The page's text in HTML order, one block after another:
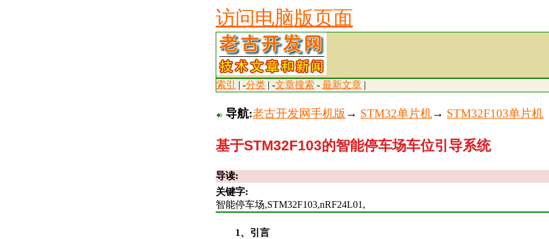
访问电脑版页面
索引 | -分类 | -文章搜索 - 最新文章 |
导航:老古开发网手机版 → STM32单片机→ STM32F103单片机
基于STM32F103的智能停车场车位引导系统
导读:
关键字:
智能停车场,STM32F103,nRF24L01,
1、引言